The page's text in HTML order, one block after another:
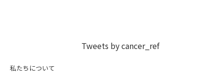
Tweets by cancer_ref
私たちについて